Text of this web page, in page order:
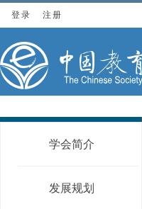
登录 注册
学会简介
发展规划